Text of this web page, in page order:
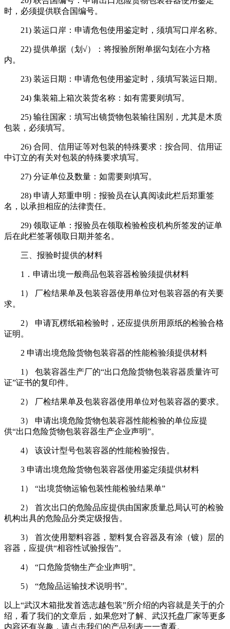
时，必须提供联合国编号。
21) 装运口岸：申请危包使用鉴定时，须填写口岸名称。
22) 提供单据（划√）：将报验所附单据勾划在小方格
内。
23) 装运日期：申请危包使用鉴定时，须填写装运日期。
24) 集装箱上箱次装货名称：如有需要则填写。
25) 输往国家：填写出镜货物包装输往国别，尤其是木质
包装，必须填写。
26) 合同、信用证等对包装的特殊要求：按合同、信用证
中订立的有关对包装的特殊要求填写。
27) 分证单位及数量：如需要则填写。
28) 申请人郑重申明：报验员在认真阅读此栏后郑重签
名，以承担相应的法律责任。
29) 领取证单：报验员在领取检验检疫机构所签发的证单
后在此栏签署领取日期并签名。
三、报验时提供的材料
1．申请出境一般商品包装容器检验须提供材料
1） 厂检结果单及包装容器使用单位对包装容器的有关要
求。
2） 申请瓦楞纸箱检验时，还应提供所用原纸的检验合格
证明。
2 申请出境危险货物包装容器的性能检验须提供材料
1） 包装容器生产厂的“出口危险货物包装容器质量许可
证”证书的复印件。
2） 厂检结果单及包装容器使用单位对包装容器的要求。
3） 申请出境危险货物包装容器性能检验的单位应提
供“出口危险货物包装容器生产企业声明”。
4） 该设计型号包装容器的性能检验报告。
3 申请出境危险货物包装容器使用鉴定须提供材料
1） “出境货物运输包装性能检验结果单”
2） 首次出口的危险品应提供由国家质量总局认可的检验
机构出具的危险品分类定级报告。
3） 首次使用塑料容器，塑料复合容器及有涂（镀）层的
容器，应提供“相容性试验报告”。
4） “口危险货物生产企业声明”。
5） “危险品运输技术说明书”。
以上“武汉木箱批发首选志越包装”所介绍的内容就是关于的介
绍，看了我们的文章后，如果您对了解、武汉托盘厂家等更多
内容还有兴趣，请点击我们的产品列表一一查看。